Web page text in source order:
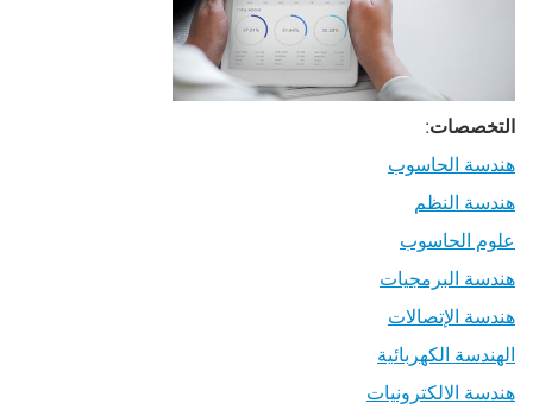
التخصصات:
هندسة الحاسوب
هندسة النظم
علوم الحاسوب
هندسة البرمجيات
هندسة الإتصالات
الهندسة الكهربائية
هندسة الالكترونيات